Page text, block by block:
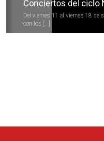
Conciertos del ciclo
Del viernes 11 al viernes 18 de
con los [...]